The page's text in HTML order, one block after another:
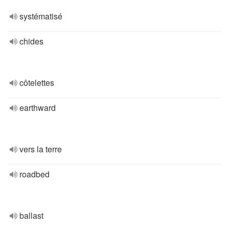
systématisé
chides
côtelettes
earthward
vers la terre
roadbed
ballast